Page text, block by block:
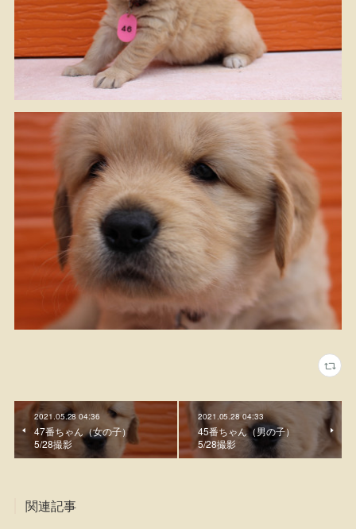
2021.05.28 04:36
47番ちゃん（女の子）
5/28撮影
2021.05.28 04:33
45番ちゃん（男の子）
5/28撮影
関連記事